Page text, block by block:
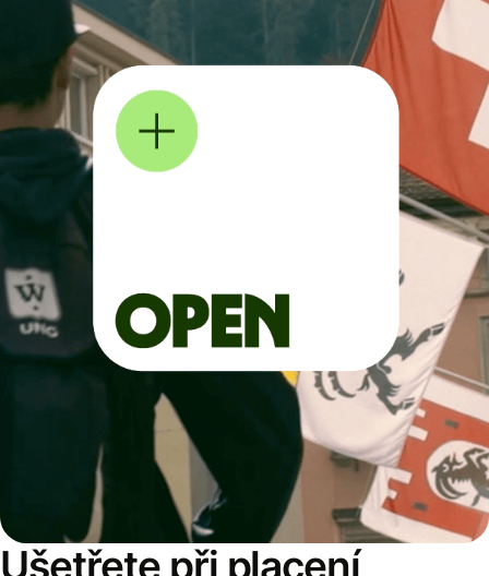
Ušetřete při placení,